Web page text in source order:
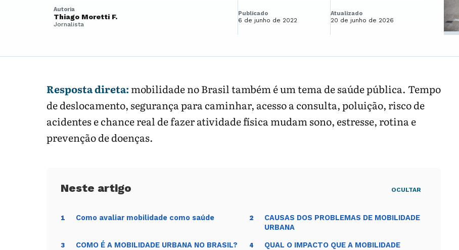
Autoria
Thiago Moretti F.
Jornalista
Publicado
6 de junho de 2022
Atualizado
20 de junho de 2026
Resposta direta: mobilidade no Brasil também é um tema de saúde pública. Tempo
de deslocamento, segurança para caminhar, acesso a consulta, poluição, risco de
acidentes e chance real de fazer atividade física mudam sono, estresse, rotina e
prevenção de doenças.
OCULTAR
1 Como avaliar mobilidade como saúde 2
CAUSAS DOS PROBLEMAS DE MOBILIDADE
URBANA
3 COMO É A MOBILIDADE URBANA NO BRASIL? 4
QUAL O IMPACTO QUE A MOBILIDADE